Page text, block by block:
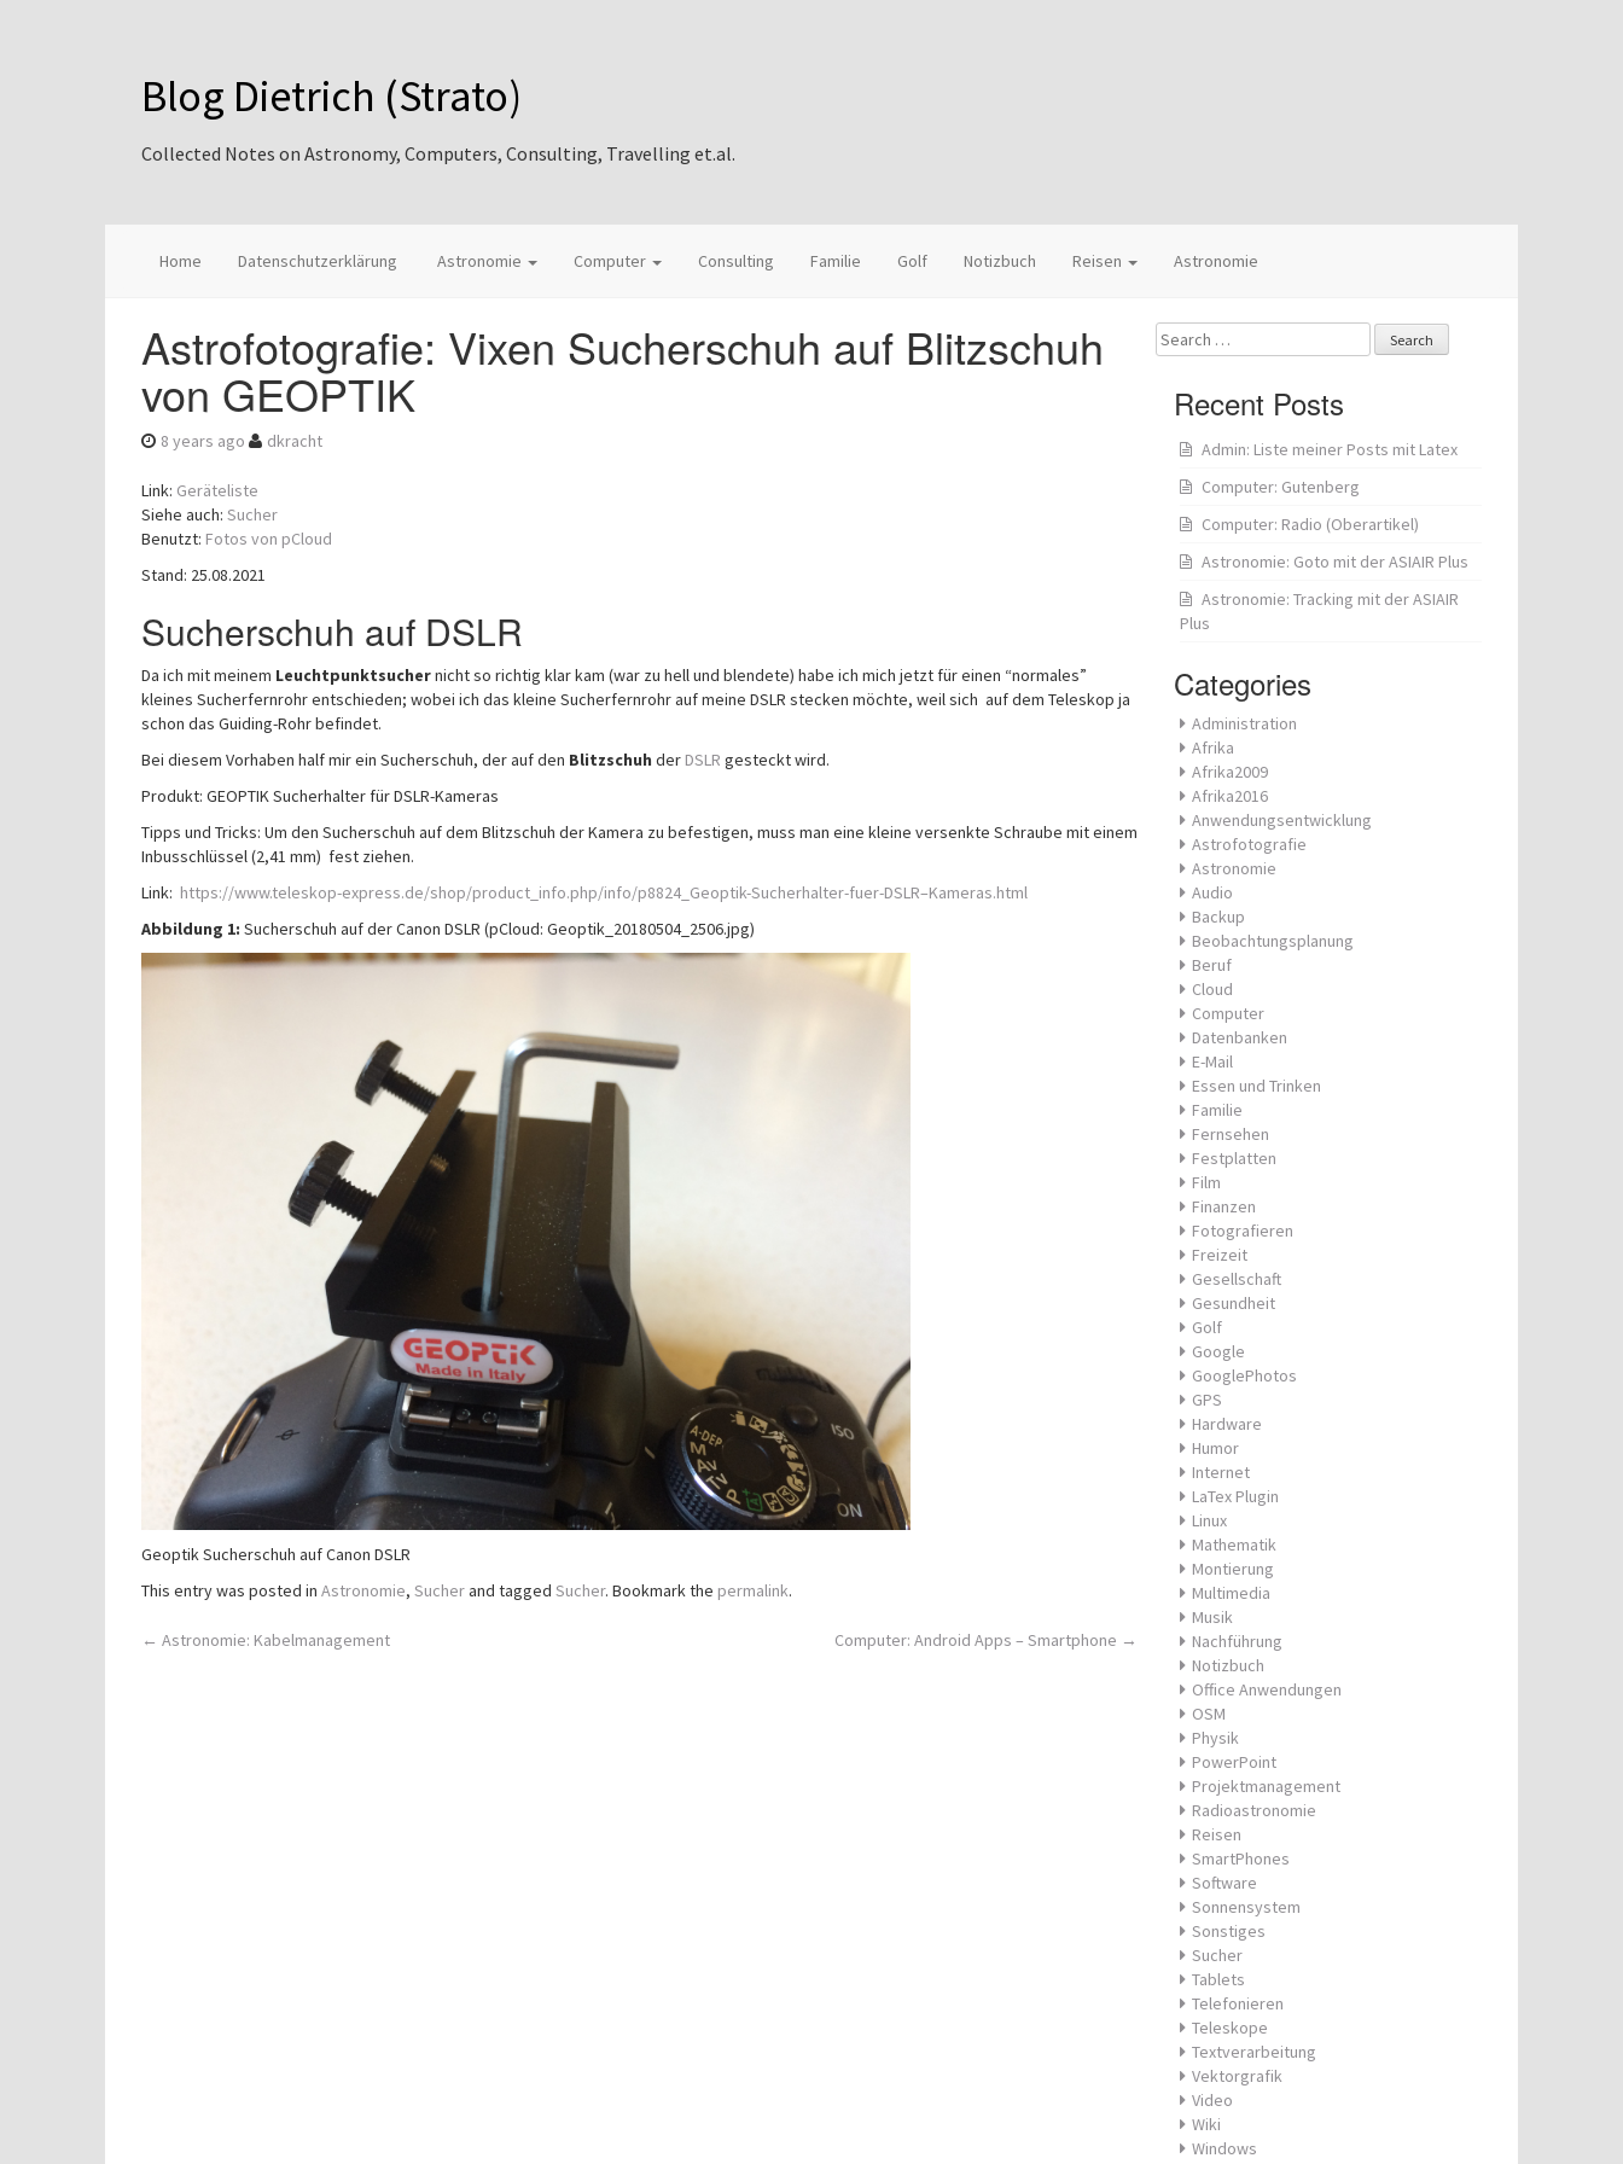
Blog Dietrich (Strato)
Collected Notes on Astronomy, Computers, Consulting, Travelling et.al.
Home Datenschutzerklärung Astronomie Computer Consulting Familie Golf Notizbuch Reisen Astronomie
Astrofotografie: Vixen Sucherschuh auf Blitzschuh
von GEOPTIK
8 years ago dkracht
Link: Geräteliste
Siehe auch: Sucher
Benutzt: Fotos von pCloud
Stand: 25.08.2021
Sucherschuh auf DSLR
Da ich mit meinem Leuchtpunktsuchernicht so richtig klar kam (war zu hell und blendete) habe ich mich jetzt für einen “normales”
kleines Sucherfernrohr entschieden; wobei ich das kleine Sucherfernrohr auf meine DSLR stecken möchte, weil sich auf dem Teleskop ja
schon das Guiding-Rohr befindet.
Bei diesem Vorhaben half mir ein Sucherschuh, der auf den Blitzschuh der DSLR gesteckt wird.
Produkt: GEOPTIK Sucherhalter für DSLR-Kameras
Tipps und Tricks: Um den Sucherschuh auf dem Blitzschuh der Kamera zu befestigen, muss man eine kleine versenkte Schraube mit einem
Inbusschlüssel (2,41 mm) fest ziehen.
Link: https://www.teleskop-express.de/shop/product_info.php/info/p8824_Geoptik-Sucherhalter-fuer-DSLR–Kameras.html
Abbildung 1: Sucherschuh auf der Canon DSLR (pCloud: Geoptik_20180504_2506.jpg)
Geoptik Sucherschuh auf Canon DSLR
This entry was posted in Astronomie, Sucherand tagged Sucher. Bookmark the permalink.
Post
← Astronomie: Kabelmanagement Computer: Android Apps – Smartphone →
Search
for:
Recent Posts
Admin: Liste meiner Posts mit Latex
Computer: Gutenberg
Computer: Radio (Oberartikel)
Astronomie: Goto mit der ASIAIR Plus
Astronomie: Tracking mit der ASIAIR
Plus
Categories
Administration
Afrika
Afrika2009
Afrika2016
Anwendungsentwicklung
Astrofotografie
Astronomie
Audio
Backup
Beobachtungsplanung
Beruf
Cloud
Computer
Datenbanken
E-Mail
Essen und Trinken
Familie
Fernsehen
Festplatten
Film
Finanzen
Fotografieren
Freizeit
Gesellschaft
Gesundheit
Golf
Google
GooglePhotos
GPS
Hardware
Humor
Internet
LaTex Plugin
Linux
Mathematik
Montierung
Multimedia
Musik
Nachführung
Notizbuch
Office Anwendungen
OSM
Physik
PowerPoint
Projektmanagement
Radioastronomie
Reisen
SmartPhones
Software
Sonnensystem
Sonstiges
Sucher
Tablets
Telefonieren
Teleskope
Textverarbeitung
Vektorgrafik
Video
Wiki
Windows